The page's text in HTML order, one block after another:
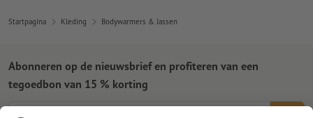
Startpagina Kleding Bodywarmers & Jassen
Abonneren op de nieuwsbrief en profiteren van een
tegoedbon van 15 % korting